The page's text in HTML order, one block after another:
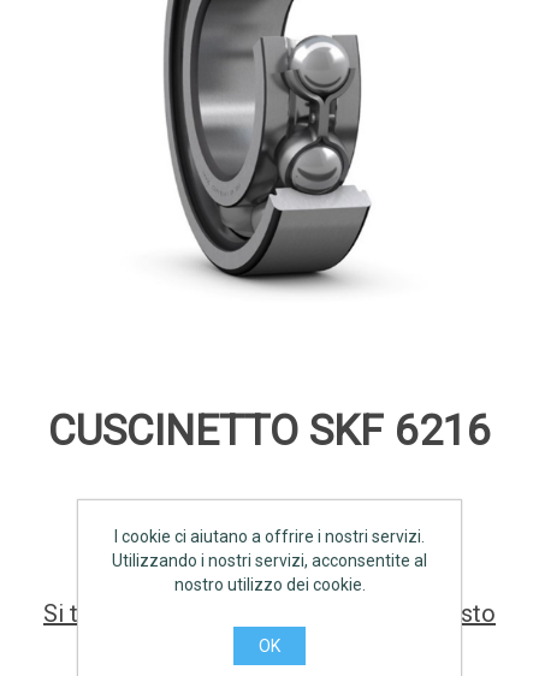
CUSCINETTO SKF 6216
Si tratta della prima recensione per questo
prodotto
I cookie ci aiutano a offrire i nostri servizi.
Utilizzando i nostri servizi, acconsentite al
nostro utilizzo dei cookie.
OK